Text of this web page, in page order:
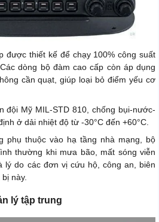
được thiết kế để chạy 100% công suất
dòng bộ đàm cao cấp còn áp dụng
cần quạt, giúp loại bỏ điểm yếu cơ
đội Mỹ MIL-STD 810, chống bụi-nước-
ở dải nhiệt độ từ -30°C đến +60°C.
phụ thuộc vào hạ tầng nhà mạng, bộ
thường khi mưa bão, mất sóng viễn
lý do các đơn vị cứu hộ, công an, biên
này.
lý tập trung